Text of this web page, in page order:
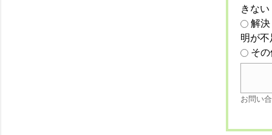
きない
解
明が
そ
お問い